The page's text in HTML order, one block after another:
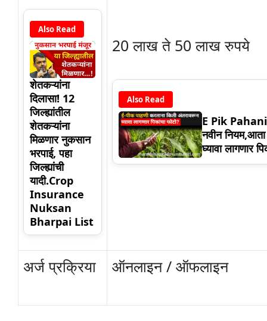
Also Read
शेतकऱ्यांना
दिलासा! 12
जिल्ह्यांतील
शेतकऱ्यांना
मिळणार नुकसान
भरपाई, पहा
जिल्ह्यांची
यादी.Crop
Insurance
Nuksan
Bharpai List
20 लाख ते 50 लाख रुपये
Also Read
E Pik Pahani:
नवीन
घ्यावा लागणार
अर्ज प्रक्रिया ऑनलाइन / ऑफलाइन